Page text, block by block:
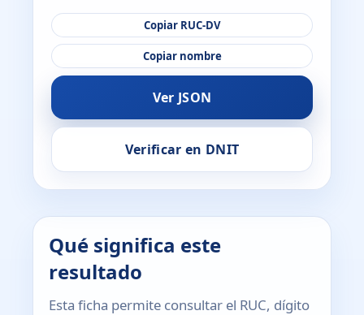
Copiar RUC-DV
Copiar nombre
Ver JSON
Verificar en DNIT
Qué significa este
resultado
Esta ficha permite consultar el RUC, dígito